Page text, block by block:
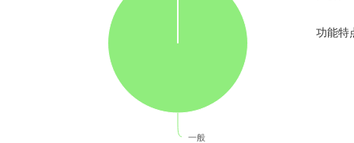
一般
功能特